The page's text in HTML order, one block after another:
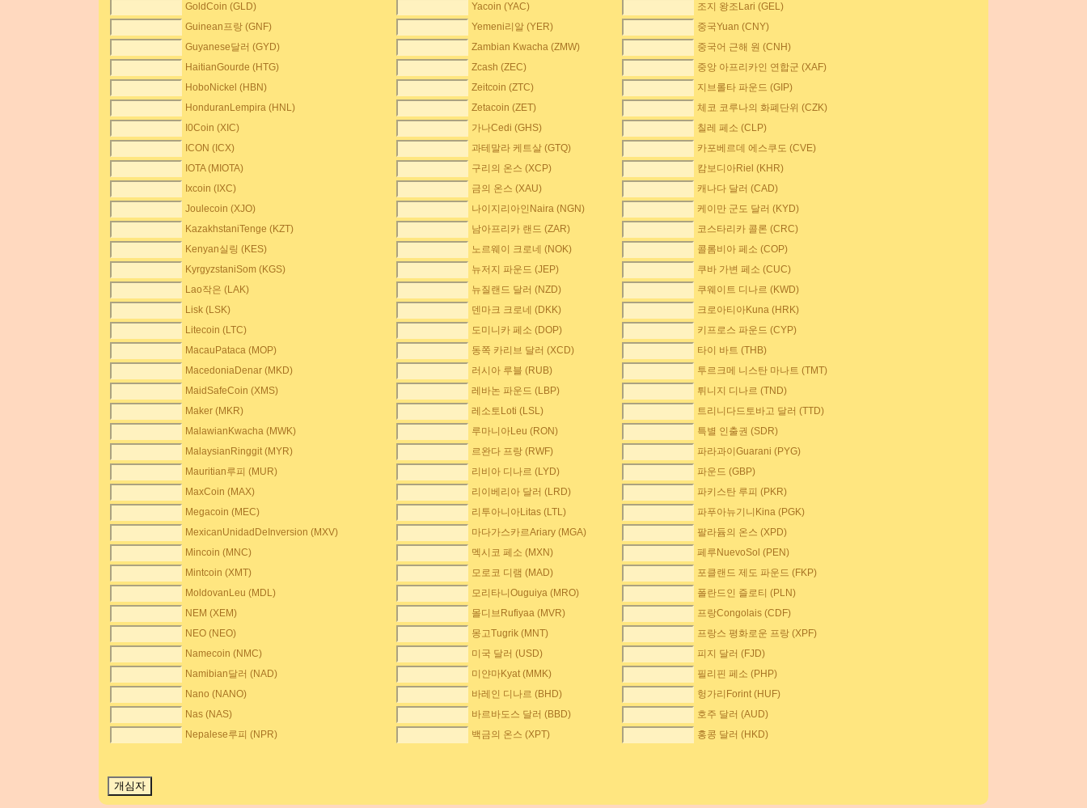
GoldCoin (GLD)
Yacoin (YAC)
조지 왕조Lari (GEL)
Guinean프랑 (GNF)
Yemeni리알 (YER)
중국Yuan (CNY)
Guyanese달러 (GYD)
Zambian Kwacha (ZMW)
중국어 근해 원 (CNH)
HaitianGourde (HTG)
Zcash (ZEC)
중앙 아프리카인 연합군 (XAF)
HoboNickel (HBN)
Zeitcoin (ZTC)
지브롤타 파운드 (GIP)
HonduranLempira (HNL)
Zetacoin (ZET)
체코 코루나의 화폐단위 (CZK)
I0Coin (XIC)
가나Cedi (GHS)
칠레 페소 (CLP)
ICON (ICX)
과테말라 케트살 (GTQ)
카포베르데 에스쿠도 (CVE)
IOTA (MIOTA)
구리의 온스 (XCP)
캄보디아Riel (KHR)
Ixcoin (IXC)
금의 온스 (XAU)
캐나다 달러 (CAD)
Joulecoin (XJO)
나이지리아인Naira (NGN)
케이만 군도 달러 (KYD)
KazakhstaniTenge (KZT)
남아프리카 랜드 (ZAR)
코스타리카 콜론 (CRC)
Kenyan실링 (KES)
노르웨이 크로네 (NOK)
콜롬비아 페소 (COP)
KyrgyzstaniSom (KGS)
뉴저지 파운드 (JEP)
쿠바 가변 페소 (CUC)
Lao작은 (LAK)
뉴질랜드 달러 (NZD)
쿠웨이트 디나르 (KWD)
Lisk (LSK)
덴마크 크로네 (DKK)
크로아티아Kuna (HRK)
Litecoin (LTC)
도미니카 페소 (DOP)
키프로스 파운드 (CYP)
MacauPataca (MOP)
동쪽 카리브 달러 (XCD)
타이 바트 (THB)
MacedoniaDenar (MKD)
러시아 루블 (RUB)
투르크메 니스탄 마나트 (TMT)
MaidSafeCoin (XMS)
레바논 파운드 (LBP)
튀니지 디나르 (TND)
Maker (MKR)
레소토Loti (LSL)
트리니다드토바고 달러 (TTD)
MalawianKwacha (MWK)
루마니아Leu (RON)
특별 인출권 (SDR)
MalaysianRinggit (MYR)
르완다 프랑 (RWF)
파라과이Guarani (PYG)
Mauritian루피 (MUR)
리비아 디나르 (LYD)
파운드 (GBP)
MaxCoin (MAX)
리이베리아 달러 (LRD)
파키스탄 루피 (PKR)
Megacoin (MEC)
리투아니아Litas (LTL)
파푸아뉴기니Kina (PGK)
MexicanUnidadDeInversion (MXV)
마다가스카르Ariary (MGA)
팔라듐의 온스 (XPD)
Mincoin (MNC)
멕시코 페소 (MXN)
페루NuevoSol (PEN)
Mintcoin (XMT)
모로코 디램 (MAD)
포클랜드 제도 파운드 (FKP)
MoldovanLeu (MDL)
모리타니Ouguiya (MRO)
폴란드인 즐로티 (PLN)
NEM (XEM)
몰디브Rufiyaa (MVR)
프랑Congolais (CDF)
NEO (NEO)
몽고Tugrik (MNT)
프랑스 평화로운 프랑 (XPF)
Namecoin (NMC)
미국 달러 (USD)
피지 달러 (FJD)
Namibian달러 (NAD)
미얀마Kyat (MMK)
필리핀 페소 (PHP)
Nano (NANO)
바레인 디나르 (BHD)
헝가리Forint (HUF)
Nas (NAS)
바르바도스 달러 (BBD)
호주 달러 (AUD)
Nepalese루피 (NPR)
백금의 온스 (XPT) 홍콩 달러 (HKD)